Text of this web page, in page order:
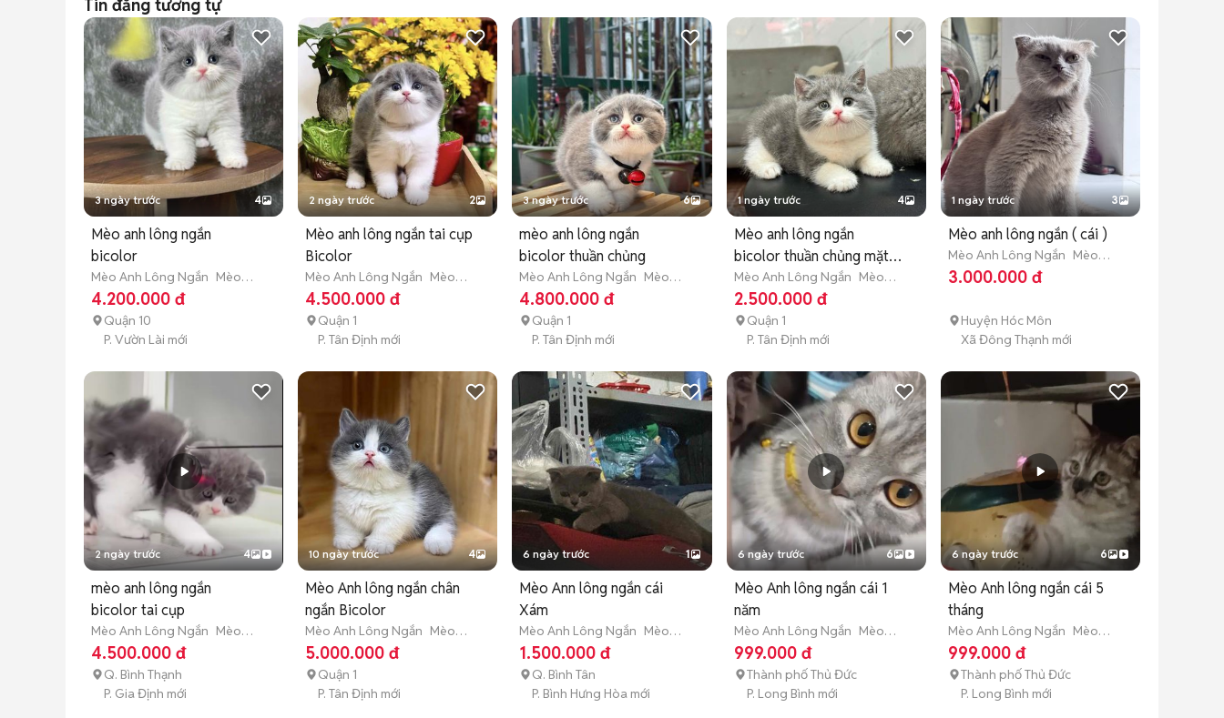
Tin đăng tương tự
3 ngày trước 4
Mèo anh lông ngắn
bicolor
Mèo Anh Lông Ngắn Mèo
con (dưới 3 tháng tuổi)
4.200.000 đ
Quận 10
P. Vườn Lài mới
2 ngày trước 2
Mèo anh lông ngắn tai cụp
Bicolor
Mèo Anh Lông Ngắn Mèo
con (dưới 3 tháng tuổi)
4.500.000 đ
Quận 1
P. Tân Định mới
3 ngày trước 6
mèo anh lông ngắn
bicolor thuần chủng
Mèo Anh Lông Ngắn Mèo
con (dưới 3 tháng tuổi)
4.800.000 đ
Quận 1
P. Tân Định mới
1 ngày trước 4
Mèo anh lông ngắn
bicolor thuần chủng mặt
bánh bao
Mèo Anh Lông Ngắn Mèo
con (dưới 3 tháng tuổi)
2.500.000 đ
Quận 1
P. Tân Định mới
1 ngày trước 3
Mèo anh lông ngắn ( cái )
Mèo Anh Lông Ngắn Mèo
trưởng thành (hơn 1 tuổi)
3.000.000 đ
Huyện Hóc Môn
Xã Đông Thạnh mới
2 ngày trước 4
mèo anh lông ngắn
bicolor tai cụp
Mèo Anh Lông Ngắn Mèo
con (dưới 3 tháng tuổi)
4.500.000 đ
Q. Bình Thạnh
P. Gia Định mới
10 ngày trước 4
Mèo Anh lông ngắn chân
ngắn Bicolor
Mèo Anh Lông Ngắn Mèo
con (dưới 3 tháng tuổi)
5.000.000 đ
Quận 1
P. Tân Định mới
6 ngày trước 1
Mèo Ann lông ngắn cái
Xám
Mèo Anh Lông Ngắn Mèo
nhỏ (dưới 1 năm tuổi)
1.500.000 đ
Q. Bình Tân
P. Bình Hưng Hòa mới
6 ngày trước 6
Mèo Anh lông ngắn cái 1
năm
Mèo Anh Lông Ngắn Mèo
nhỏ (dưới 1 năm tuổi)
999.000 đ
Thành phố Thủ Đức
P. Long Bình mới
6 ngày trước 6
Mèo Anh lông ngắn cái 5
tháng
Mèo Anh Lông Ngắn Mèo
con (dưới 3 tháng tuổi)
999.000 đ
Thành phố Thủ Đức
P. Long Bình mới